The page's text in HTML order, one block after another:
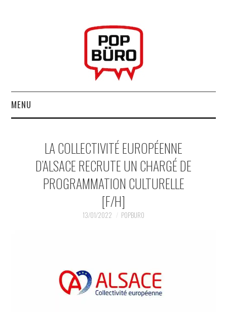
MENU
MUSIQUESACTUELLES.NET
GABBA GABBA HEY !
LA COLLECTIVITÉ EUROPÉENNE
D’ALSACE RECRUTE UN CHARGÉ DE
PROGRAMMATION CULTURELLE
[F/H]
13/01/2022 POPBURO